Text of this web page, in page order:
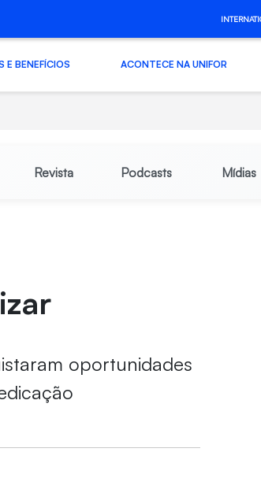
E BENEFÍCIOS ACONTECE NA UNIFOR
Revista Podcasts Mídias
oportunidades